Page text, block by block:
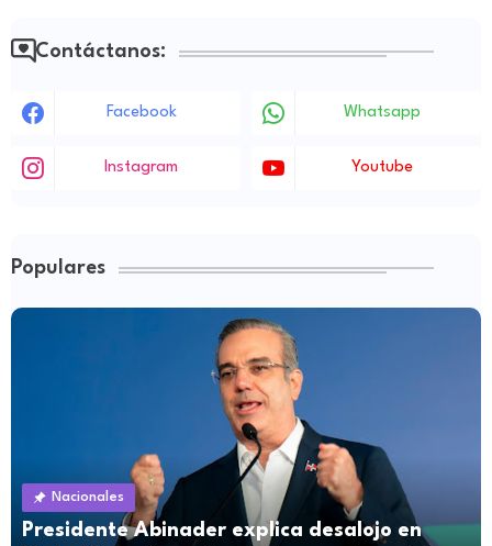
Contáctanos:
Facebook Whatsapp
Instagram Youtube
Populares
Nacionales
Presidente Abinader explica desalojo en